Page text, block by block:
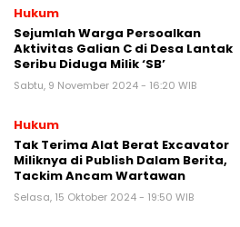
Hukum
Sejumlah Warga Persoalkan
Aktivitas Galian C di Desa Lantak
Seribu Diduga Milik ‘SB’
Sabtu, 9 November 2024 - 16:20 WIB
Hukum
Tak Terima Alat Berat Excavator
Miliknya di Publish Dalam Berita,
Tackim Ancam Wartawan
Selasa, 15 Oktober 2024 - 19:50 WIB